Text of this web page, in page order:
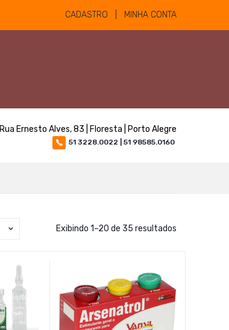
CADASTRO | MINHA CONTA
Rua Ernesto Alves, 83 | Floresta | Porto Alegre
51 3228.0022 | 51 98585.0160
Exibindo 1–20 de 35 resultados